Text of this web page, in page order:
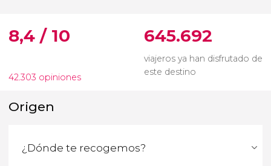
8,4 / 10
42.303 opiniones
645.692
viajeros ya han disfrutado de
este destino
Origen